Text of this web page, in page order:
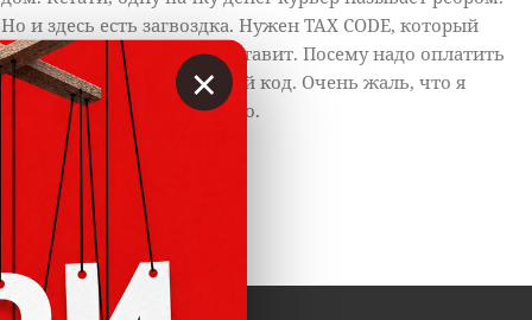
Но и здесь есть загвоздка. Нужен TAX CODE, который
никто и никогда не предоставит. Посему надо оплатить
1420 Евро за этот налоговый код. Очень жаль, что я
увидел этот пост так поздно.
Ответить
×